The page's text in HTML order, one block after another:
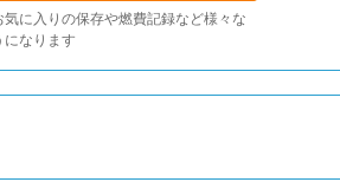
気に入りの保存や燃費記録など様々な
になります